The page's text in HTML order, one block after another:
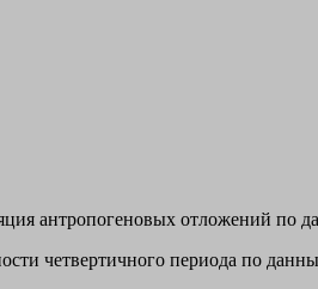
антропогеновых отложений по
четвертичного периода по